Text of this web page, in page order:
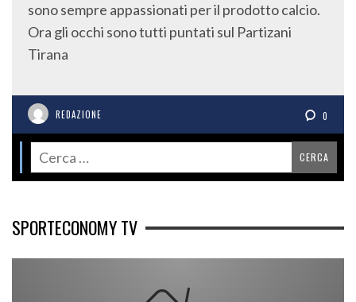
sono sempre appassionati per il prodotto calcio.
Ora gli occhi sono tutti puntati sul Partizani
Tirana
REDAZIONE 0
SPORTECONOMY TV